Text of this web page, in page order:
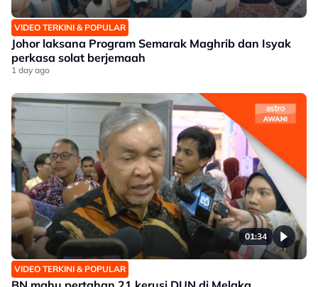
VIDEO TERKINI & POPULAR
Johor laksana Program Semarak Maghrib dan Isyak
perkasa solat berjemaah
1 day ago
01:34
VIDEO TERKINI & POPULAR